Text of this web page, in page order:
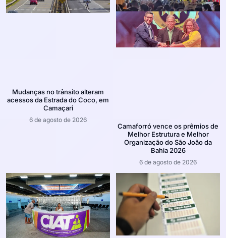
Mudanças no trânsito alteram
acessos da Estrada do Coco, em
Camaçari
6 de agosto de 2026
Camaforró vence os prêmios de
Melhor Estrutura e Melhor
Organização do São João da
Bahia 2026
6 de agosto de 2026